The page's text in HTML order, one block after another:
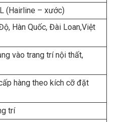
(Hairline – xước)
Hàn Quốc, Đài Loan,Việt
vào trang trí nội thất,
hàng theo kích cỡ đặt
trí